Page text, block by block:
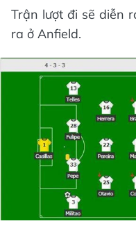
Trận lượt đi sẽ diễn
ra ở Anfield.